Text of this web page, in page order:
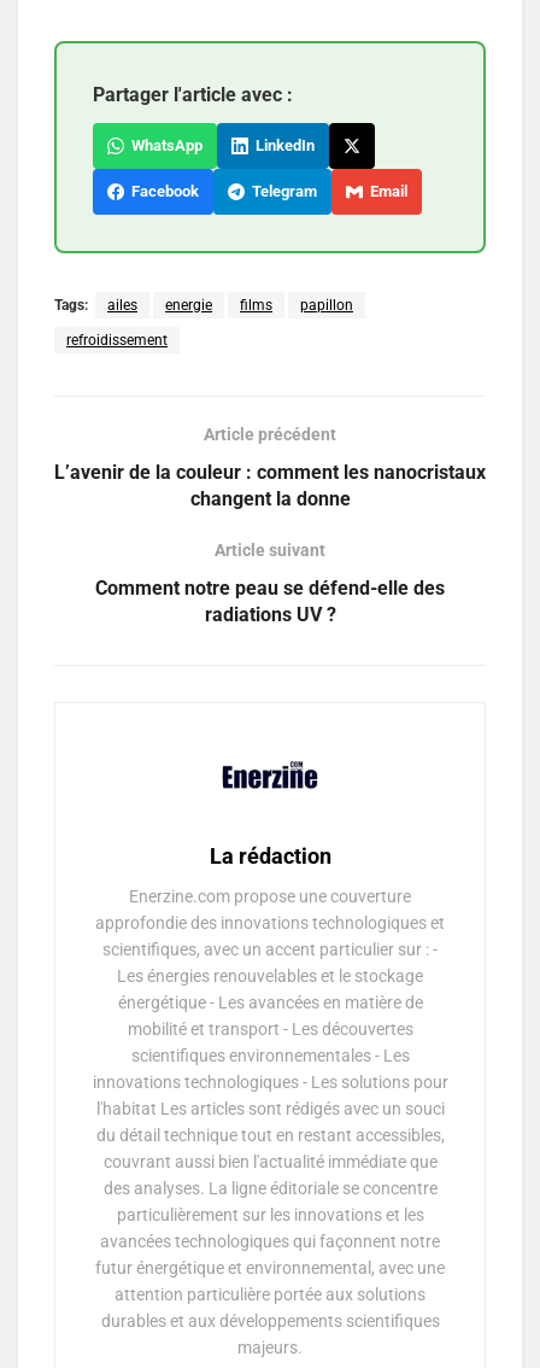
Partager l'article avec :
WhatsApp LinkedIn
Facebook Telegram Email
Tags: ailes energie films papillon
refroidissement
Article précédent
L’avenir de la couleur : comment les nanocristaux
changent la donne
Article suivant
Comment notre peau se défend-elle des
radiations UV ?
La rédaction
Enerzine.com propose une couverture
approfondie des innovations technologiques et
scientifiques, avec un accent particulier sur : -
Les énergies renouvelables et le stockage
énergétique - Les avancées en matière de
mobilité et transport - Les découvertes
scientifiques environnementales - Les
innovations technologiques - Les solutions pour
l'habitat Les articles sont rédigés avec un souci
du détail technique tout en restant accessibles,
couvrant aussi bien l'actualité immédiate que
des analyses. La ligne éditoriale se concentre
particulièrement sur les innovations et les
avancées technologiques qui façonnent notre
futur énergétique et environnemental, avec une
attention particulière portée aux solutions
durables et aux développements scientifiques
majeurs.